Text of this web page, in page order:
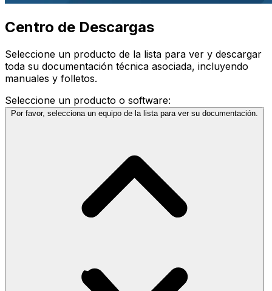
Centro de Descargas
Seleccione un producto de la lista para ver y descargar
toda su documentación técnica asociada, incluyendo
manuales y folletos.
Seleccione un producto o software:
Por favor, selecciona un equipo de la lista para ver su documentación.